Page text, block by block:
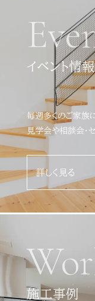
イベント情報
毎週多くのご家族
見学会や相談会・
詳しく見る
施工事例